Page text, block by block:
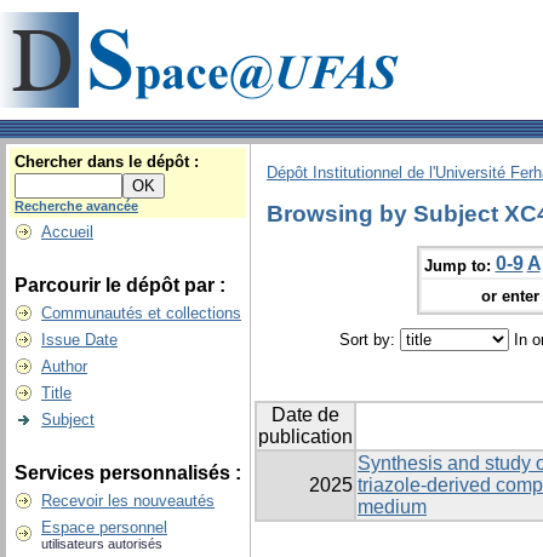
Chercher dans le dépôt :
Recherche avancée
Accueil
Parcourir le dépôt par :
Communautés et collections
Issue Date
Author
Title
Subject
Services personnalisés :
Recevoir les nouveautés
Espace personnel
utilisateurs autorisés
Dépôt Institutionnel de l'Université
Browsing by Subject
Jump to: 0-9 A
or
Sort by: In
Date de
publication
2025
Synthesis and study
triazole-derived
medium